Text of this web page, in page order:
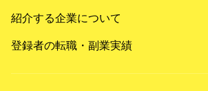
紹介する企業について
登録者の転職・副業実績